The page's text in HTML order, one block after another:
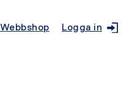
Webbshop Logga in